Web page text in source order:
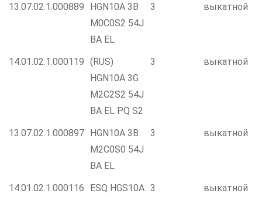
13.07.02.1.000889
HGN10A 3B
M0C0S2 54J
BA EL
3 выкатной
14.01.02.1.000119 (RUS)
HGN10A 3G
M2C2S2 54J
BA EL PQ S2
3 выкатной
13.07.02.1.000897 HGN10A 3B
M2C0S0 54J
BA EL
3 выкатной
14.01.02.1.000116 ESQ HGS10A 3 выкатной